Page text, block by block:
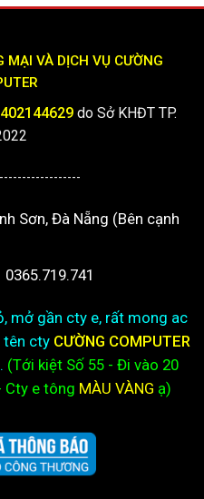
VÀ DỊCH VỤ CƯỜNG
do Sở KHĐT TP.
Sơn, Đà Nẵng (Bên cạnh
0365.719.741
mở gần cty e, rất mong ac
tên cty CƯỜNG COMPUTER
(Tới kiệtSố 55 - Đi vào 20
Cty e tông MÀU VÀNG ạ)